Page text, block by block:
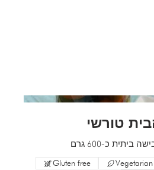
טורשי
כ-600 גרם
Gluten free Vegetarian